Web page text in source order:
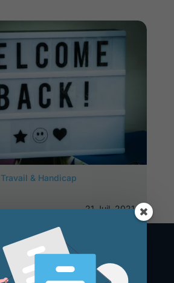
Travail & Handicap
21 Juil, 2021